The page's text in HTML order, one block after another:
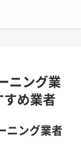
ニング業
め業者
ニング業者